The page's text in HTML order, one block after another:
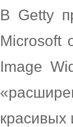
В Getty
Microsoft
Image